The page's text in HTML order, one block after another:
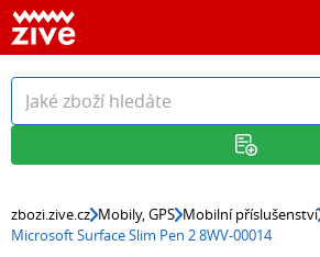
zbozi.zive.cz Mobily, GPS Mobilní příslušenství
Microsoft Surface Slim Pen 2 8WV-00014